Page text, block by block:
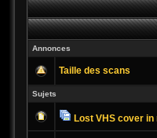
Annonces
Taille des scans
Sujets
Lost VHS cover